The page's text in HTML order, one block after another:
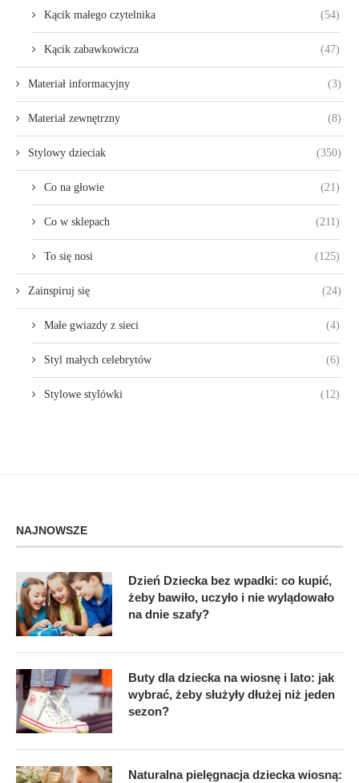
Kącik małego czytelnika (54)
Kącik zabawkowicza (47)
Materiał informacyjny (3)
Materiał zewnętrzny (8)
Stylowy dzieciak (350)
Co na głowie (21)
Co w sklepach (211)
To się nosi (125)
Zainspiruj się (24)
Małe gwiazdy z sieci (4)
Styl małych celebrytów (6)
Stylowe stylówki (12)
NAJNOWSZE
Dzień Dziecka bez wpadki: co kupić,
żeby bawiło, uczyło i nie wylądowało
na dnie szafy?
Buty dla dziecka na wiosnę i lato: jak
wybrać, żeby służyły dłużej niż jeden
sezon?
Naturalna pielęgnacja dziecka wiosną: